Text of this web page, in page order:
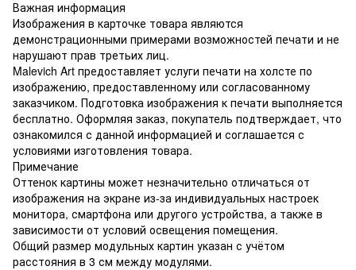
Важная информация
Изображения в карточке товара являются
демонстрационными примерами возможностей печати и не
нарушают прав третьих лиц.
Malevich Art предоставляет услуги печати на холсте по
изображению, предоставленному или согласованному
заказчиком. Подготовка изображения к печати выполняется
бесплатно. Оформляя заказ, покупатель подтверждает, что
ознакомился с данной информацией и соглашается с
условиями изготовления товара.
Примечание
Оттенок картины может незначительно отличаться от
изображения на экране из-за индивидуальных настроек
монитора, смартфона или другого устройства, а также в
зависимости от условий освещения помещения.
Общий размер модульных картин указан с учётом
расстояния в 3 см между модулями.